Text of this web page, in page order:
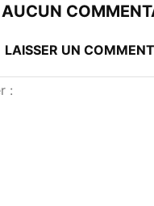
AUCUN
LAISSER UN